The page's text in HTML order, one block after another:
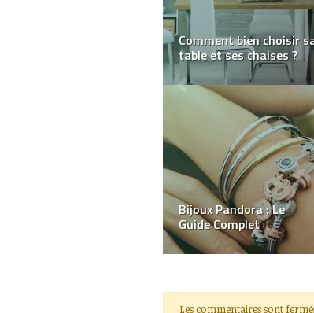
Deux idées de
décoration DIY
Les bonnes résolutions
mode à prendre en 2018
Les commentaires sont